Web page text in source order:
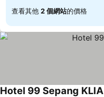
查看其他 2 個網站的價格
Hotel 99 Sepang KLIA